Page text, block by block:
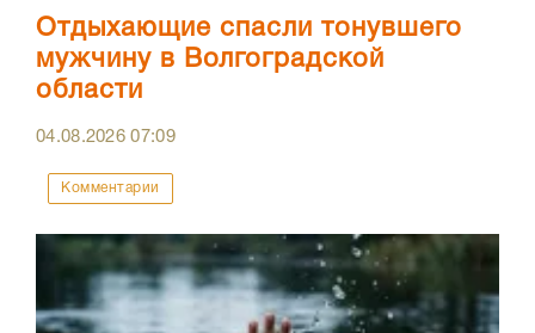
Отдыхающие спасли тонувшего
мужчину в Волгоградской
области
04.08.202607:09
Комментарии